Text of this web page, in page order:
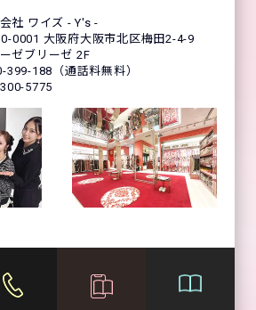
社 ワイズ - Y's -
0001 大阪府大阪市北区梅田2-4-9
ゼブリーゼ 2F
399-188（通話料無料）
5775